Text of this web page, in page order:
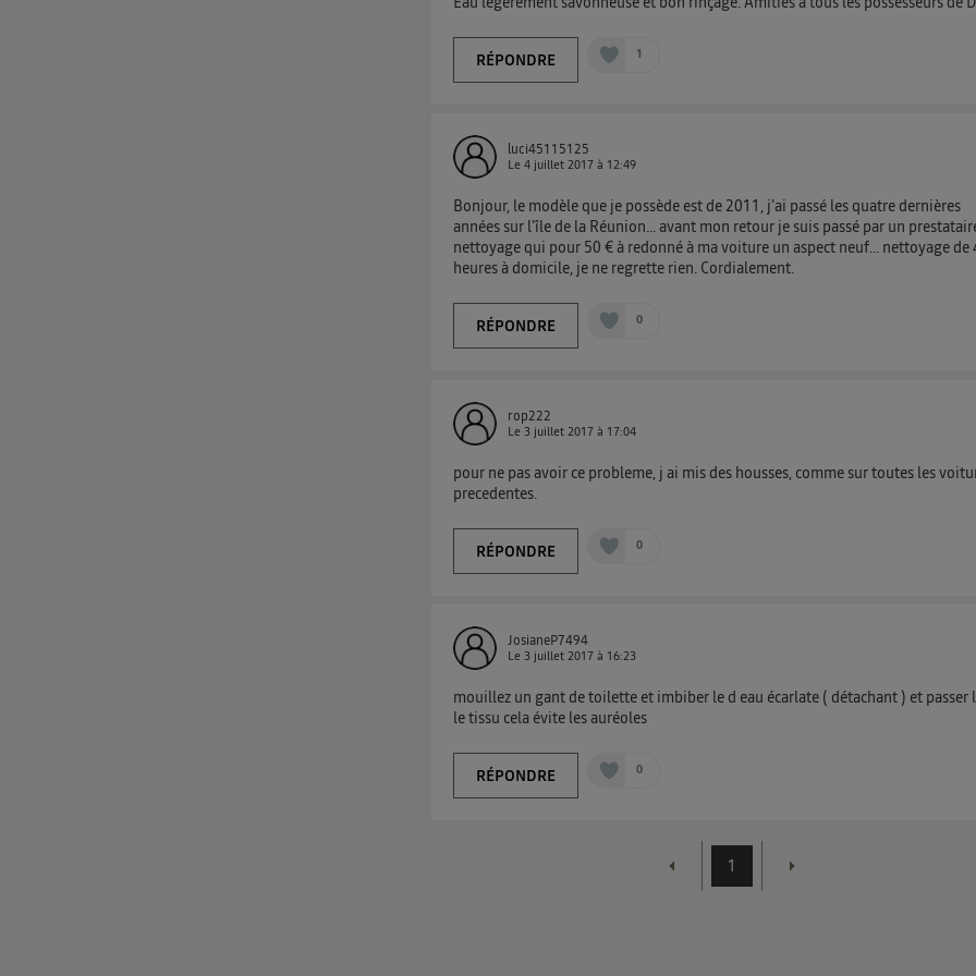
RÉPONDRE 1
luci45115125
Le4 juillet 2017 à 12:49
Bonjour, le modèle que je possède est de 2011, j'ai passé les quatre dernières
années sur l'île de la Réunion... avant mon retour je suis passé par un
nettoyage qui pour 50 € à redonné à ma voiture un aspect neuf... nettoyage de
heures à domicile, je ne regrette rien. Cordialement.
RÉPONDRE 0
rop222
Le3 juillet 2017 à 17:04
pour ne pas avoir ce probleme, j ai mis des housses, comme sur toutes les
precedentes.
RÉPONDRE 0
JosianeP7494
Le3 juillet 2017 à 16:23
mouillez un gant de toilette et imbiber le d eau écarlate ( détachant ) et passer
le tissu cela évite les auréoles
RÉPONDRE 0
1